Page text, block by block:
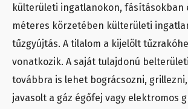
külterületi ingatlanokon, fásításokban
méteres körzetében külterületi
tűzgyújtás. A tilalom a kijelölt
vonatkozik. A saját tulajdonú
továbbra is lehet bográcsozni,
javasolt a gáz égőfej vagy elektromos